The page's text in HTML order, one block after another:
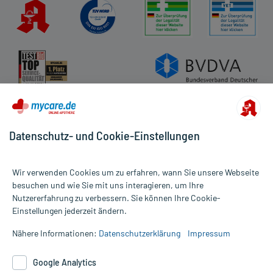
Alle Preise gelten inkl. MwSt., ggf. zzgl. Versandkosten
Informationen auf dieser Website werden ausschließlich für
die Untersuchung und Behandlung durch einen Arzt. Bitte
Therapien eingeleitet werden können. | Diese Webseite benutzt
Datenschutz- und Cookie-Einstellungen
Wir verwenden Cookies um zu erfahren, wann Sie unsere Webseite
besuchen und wie Sie mit uns interagieren, um Ihre
Nutzererfahrung zu verbessern. Sie können Ihre Cookie-
Einstellungen jederzeit ändern.
Nähere Informationen: Datenschutzerklärung Impressum
Google Analytics